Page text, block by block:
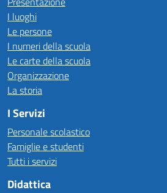
I luoghi
Le persone
I numeri della scuola
Le carte della scuola
Organizzazione
La storia
I Servizi
Personale scolastico
Famiglie e studenti
Tutti i servizi
Didattica